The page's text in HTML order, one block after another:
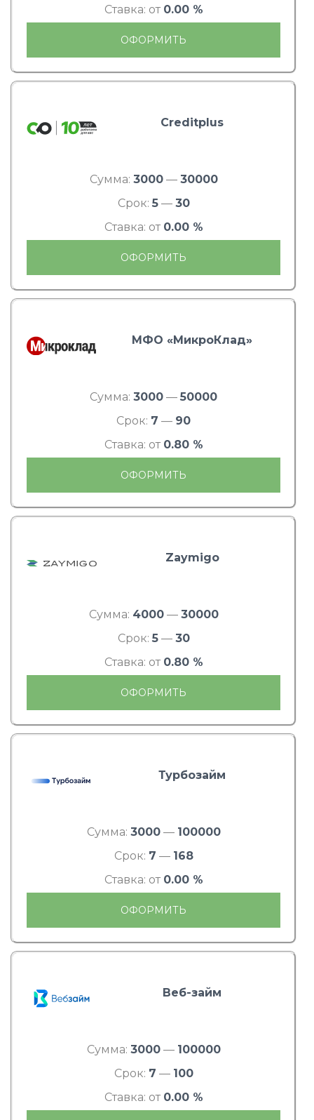
Ставка: от 0.00 %
ОФОРМИТЬ
Creditplus
Сумма: 3000— 30000
Срок: 5— 30
Ставка: от 0.00 %
ОФОРМИТЬ
МФО «МикроКлад»
Сумма: 3000 — 50000
Срок: 7 — 90
Ставка: от 0.80 %
ОФОРМИТЬ
Zaymigo
Сумма: 4000— 30000
Срок: 5— 30
Ставка: от 0.80 %
ОФОРМИТЬ
Турбозайм
Сумма: 3000— 100000
Срок: 7 — 168
Ставка: от 0.00 %
ОФОРМИТЬ
Веб-займ
Сумма: 3000— 100000
Срок: 7 — 100
Ставка: от 0.00 %